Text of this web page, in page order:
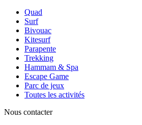
Quad
Surf
Bivouac
Kitesurf
Parapente
Trekking
Hammam & Spa
Escape Game
Parc de jeux
Toutes les activités
Nous contacter